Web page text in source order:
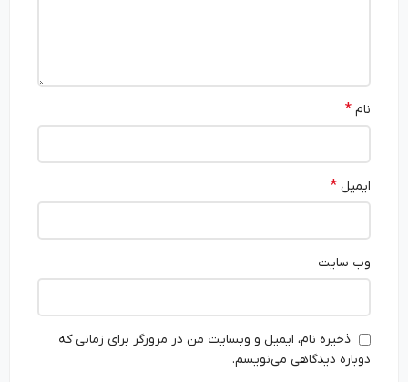
ایمیل*
وب‌ سایت
ذخیره نام، ایمیل و وبسایت من در مرورگر برای زمانی که
دوباره دیدگاهی می‌نویسم.